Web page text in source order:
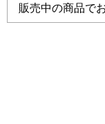
販売中の商品で